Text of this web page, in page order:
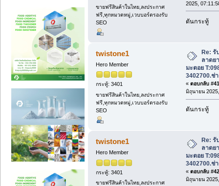
ขายฟรีสินค้าในไทย,ลงประกาศ
ฟรี,ทุกหมวดหมู่,เวบบอร์ดรองรับ
SEO
2025,
ดันกระทู้
twistone1
Hero Member
กระทู้: 3401
ขายฟรีสินค้าในไทย,ลงประกาศ
ฟรี,ทุกหมวดหมู่,เวบบอร์ดรองรับ
SEO
Re: รั
ลาดย
มะตอย
3402700.ช่
« ตอบกลับ
มิถุนายน
ดันกระทู้
twistone1
Hero Member
กระทู้: 3401
ขายฟรีสินค้าในไทย,ลงประกาศ
Re: รั
ลาดย
มะตอย
3402700.ช่
« ตอบกลับ
มิถุนายน